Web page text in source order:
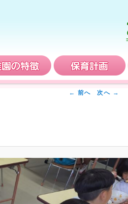
さかもと幼稚園の特徴
← 前へ 次へ →